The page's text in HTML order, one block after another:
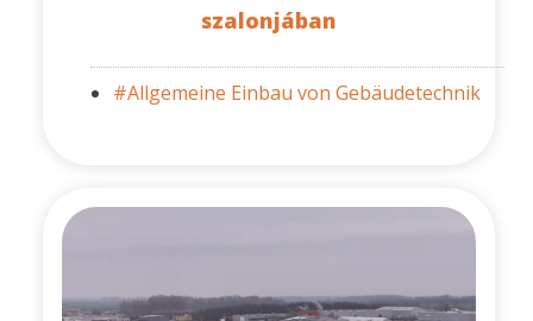
szalonjában
#Allgemeine Einbau von Gebäudetechnik